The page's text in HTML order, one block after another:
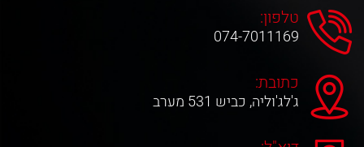
טלפון:
074-7011169
כתובת:
ג'לג'וליה, כביש 531 מערב